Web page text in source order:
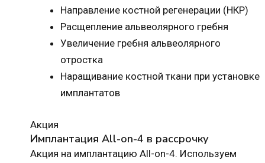
Направление костной регенерации (НКР)
Расщепление альвеолярного гребня
Увеличение гребня альвеолярного
отростка
Наращивание костной ткани при установке
имплантатов
Акция
Имплантация All-on-4 в рассрочку
Акция на имплантацию All-on-4. Используем